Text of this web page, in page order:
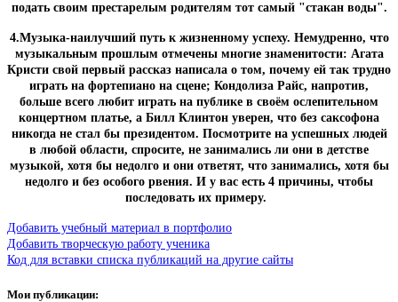
подать своим престарелым родителям тот самый "стакан воды".
4.Музыка-наилучший путь к жизненному успеху. Немудренно, что
музыкальным прошлым отмечены многие знаменитости: Агата
Кристи свой первый рассказ написала о том, почему ей так трудно
играть на фортепиано на сцене; Кондолиза Райс, напротив,
больше всего любит играть на публике в своём ослепительном
концертном платье, а Билл Клинтон уверен, что без саксофона
никогда не стал бы президентом. Посмотрите на успешных людей
в любой области, спросите, не занимались ли они в детстве
музыкой, хотя бы недолго и они ответят, что занимались, хотя бы
недолго и без особого рвения. И у вас есть 4 причины, чтобы
последовать их примеру.
Добавить учебный материал в портфолио
Добавить творческую работу ученика
Код для вставки списка публикаций на другие сайты
Мои публикации: